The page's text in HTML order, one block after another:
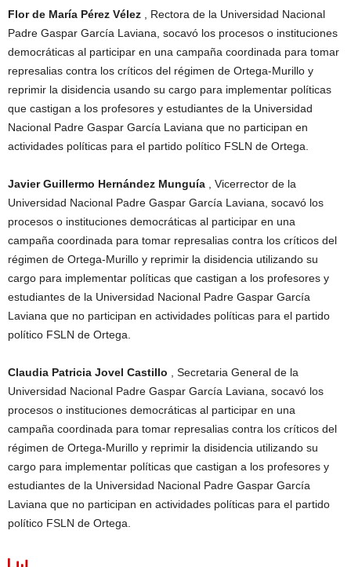
Flor de María Pérez Vélez , Rectora de la Universidad Nacional
Padre Gaspar García Laviana, socavó los procesos o instituciones
democráticas al participar en una campaña coordinada para tomar
represalias contra los críticos del régimen de Ortega-Murillo y
reprimir la disidencia usando su cargo para implementar políticas
que castigan a los profesores y estudiantes de la Universidad
Nacional Padre Gaspar García Laviana que no participan en
actividades políticas para el partido político FSLN de Ortega.
Javier Guillermo Hernández Munguía , Vicerrector de la
Universidad Nacional Padre Gaspar García Laviana, socavó los
procesos o instituciones democráticas al participar en una
campaña coordinada para tomar represalias contra los críticos del
régimen de Ortega-Murillo y reprimir la disidencia utilizando su
cargo para implementar políticas que castigan a los profesores y
estudiantes de la Universidad Nacional Padre Gaspar García
Laviana que no participan en actividades políticas para el partido
político FSLN de Ortega.
Claudia Patricia Jovel Castillo , Secretaria General de la
Universidad Nacional Padre Gaspar García Laviana, socavó los
procesos o instituciones democráticas al participar en una
campaña coordinada para tomar represalias contra los críticos del
régimen de Ortega-Murillo y reprimir la disidencia utilizando su
cargo para implementar políticas que castigan a los profesores y
estudiantes de la Universidad Nacional Padre Gaspar García
Laviana que no participan en actividades políticas para el partido
político FSLN de Ortega.